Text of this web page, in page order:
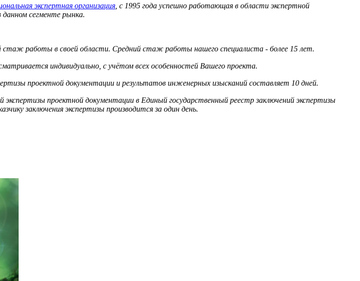
экспертная организация, с 1995 года успешно работающая в области экспертной
сегменте рынка.
работы в своей области. Средний стаж работы нашего специалиста - более 15 лет.
индивидуально, с учётом всех особенностей Вашего проекта.
проектной документации и результатов инженерных изысканий составляет 10 дней.
экспертизы проектной документации в Единый государственный реестр заключений экспертизы
заключения экспертизы производится за один день.